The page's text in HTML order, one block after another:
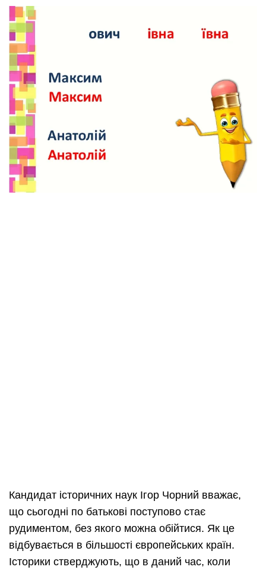
Кандидат історичних наук Ігор Чорний вважає,
що сьогодні по батькові поступово стає
рудиментом, без якого можна обійтися. Як це
відбувається в більшості європейських країн.
Історики стверджують, що в даний час, коли